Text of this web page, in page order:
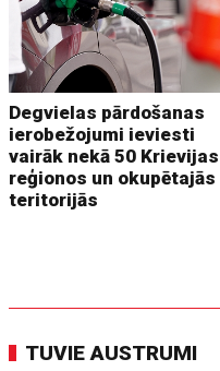
Degvielas pārdošanas
ierobežojumi ieviesti
vairāk nekā 50 Krievijas
reģionos un okupētajās
teritorijās
TUVIE AUSTRUMI